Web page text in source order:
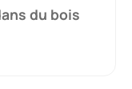
du bois